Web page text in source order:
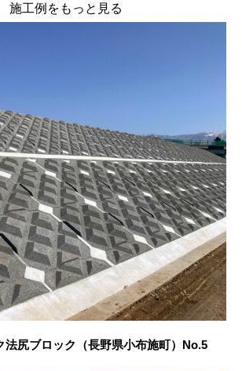
施工例をもっと見る
法尻ブロック（長野県小布施町）No.5